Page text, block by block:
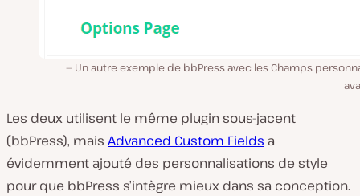
Un autre exemple de bbPress avec les Champs
Les deux utilisent le même plugin sous-jacent
(bbPress), mais Advanced Custom Fields a
évidemment ajouté des personnalisations de style
pour que bbPress s’intègre mieux dans sa conception.